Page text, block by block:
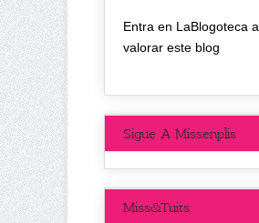
Entra en LaBlogoteca a
valorar este blog
Sigue A Missenplis
Miss&Tuits